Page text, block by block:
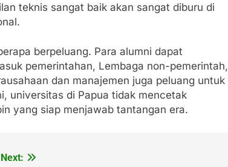
teknis sangat baik akan sangat diburu di
berpeluang. Para alumni dapat
pemerintahan, Lembaga non-pemerintah,
dan manajemen juga peluang untuk
universitas di Papua tidak mencetak
yang siap menjawab tantangan era.
Next: